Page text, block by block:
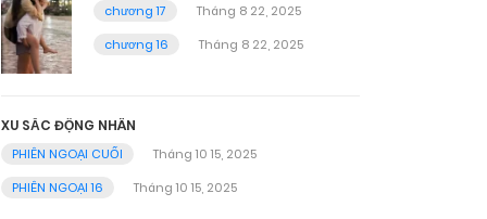
chương 17
Tháng 8 22, 2025
chương 16
Tháng 8 22, 2025
XU SẮC ĐỘNG NHÂN
PHIÊN NGOẠI CUỐI
Tháng 10 15, 2025
PHIÊN NGOẠI 16
Tháng 10 15, 2025